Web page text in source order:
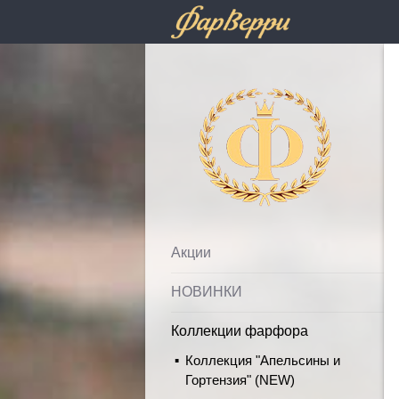
Фарфолле
Акции
НОВИНКИ
Коллекции фарфора
Коллекция "Апельсины и
Гортензия" (NEW)